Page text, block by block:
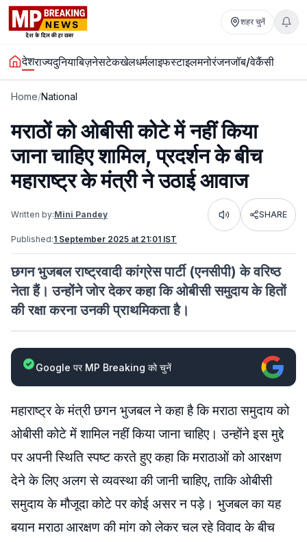
शहर चुनें
देशराज्यदुनियाबिज़नेसटेकखेलधर्मलाइफस्टाइलमनोरंजनजॉब/वेकैंसी
Home/National
मराठों को ओबीसी कोटे में नहीं किया
जाना चाहिए शामिल, प्रदर्शन के बीच
महाराष्ट्र के मंत्री ने उठाई आवाज
Written by:Mini Pandey Listen SHARE
Published:1 September 2025 at 21:01 IST
छगन भुजबल राष्ट्रवादी कांग्रेस पार्टी (एनसीपी) के वरिष्ठ
नेता हैं। उन्होंने जोर देकर कहा कि ओबीसी समुदाय के हितों
की रक्षा करना उनकी प्राथमिकता है।
Google पर MP Breaking को चुनें
महाराष्ट्र के मंत्री छगन भुजबल ने कहा है कि मराठा समुदाय को
ओबीसी कोटे में शामिल नहीं किया जाना चाहिए। उन्होंने इस मुद्दे
पर अपनी स्थिति स्पष्ट करते हुए कहा कि मराठाओं को आरक्षण
देने के लिए अलग से व्यवस्था की जानी चाहिए, ताकि ओबीसी
समुदाय के मौजूदा कोटे पर कोई असर न पड़े। भुजबल का यह
बयान मराठा आरक्षण की मांग को लेकर चल रहे विवाद के बीच